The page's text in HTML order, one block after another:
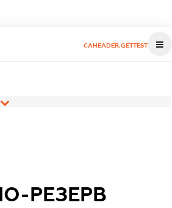
CAHEADER.GETTEST
РЕЗЕРВ